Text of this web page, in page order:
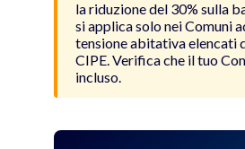
la riduzione del 30% sulla
si applica solo nei Comuni
tensione abitativa elencati
CIPE. Verifica che il tuo
incluso.